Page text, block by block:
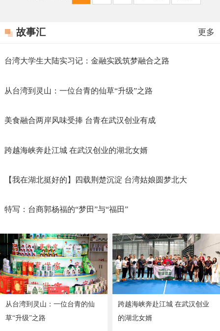
故事汇 更多
台湾大学生大陆实习记：金融实践筑梦融合之路
从台湾到灵山：一位台青的仙草“升级”之路
美食融合两岸风味受捧 台青在武汉创业有成
跨越海峡奔赴江城 在武汉创业的湖北女婿
【我在湖北挺好的】四载荆楚沉淀 台湾姑娘圆梦北大
特写：台商郭杨福的“梦田”与“福田”
从台湾到灵山：一位台青的仙
草“升级”之路
跨越海峡奔赴江城 在武汉创业
的湖北女婿